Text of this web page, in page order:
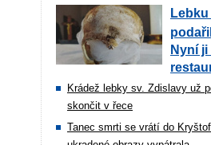
Nyní
Krádež lebky sv. Zdislavy už
skončit v řece
Tanec smrti se vrátí do